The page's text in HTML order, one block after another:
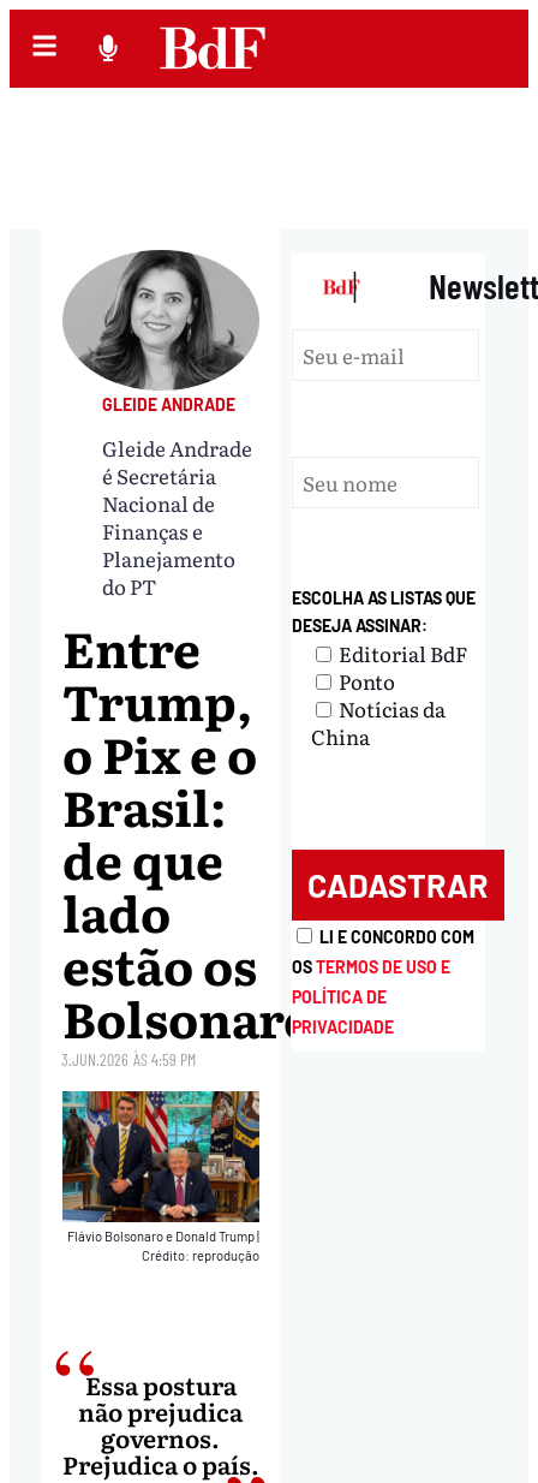
GLEIDE ANDRADE
Gleide Andrade
é Secretária
Nacional de
Finanças e
Planejamento
do PT
Entre
Trump,
o Pix e o
Brasil:
de que
lado
estão os
Bolsonaro?
3.JUN.2026 ÀS4:59 PM
Flávio Bolsonaro e Donald Trump
Crédito: reprodução
Essa postura
não prejudica
governos.
Prejudica o país.
|
ESCOLHA AS LISTAS QUE
DESEJA ASSINAR:
Editorial BdF
Ponto
Notícias da
China
LI E CONCORDO COM
OSTERMOS DE USO E
POLÍTICA DE
PRIVACIDADE